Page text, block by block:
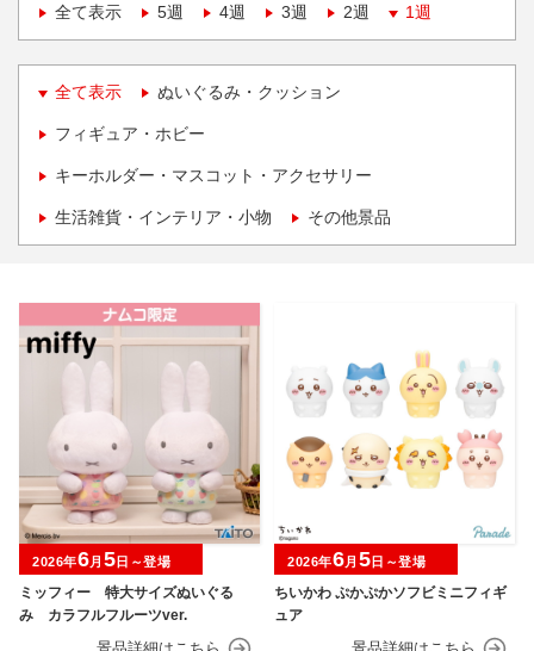
全て表示
5週 4週 3週 2週 1週
全て表示 ぬいぐるみ・クッション
フィギュア・ホビー
キーホルダー・マスコット・アクセサリー
生活雑貨・インテリア・小物 その他景品
ミッフィー 特大サイズぬいぐる
み カラフルフルーツver.
2026年6月 5日～登場
ちいかわ ぷかぷかソフビミニフィギ
ュア
2026年6月 5日～登場